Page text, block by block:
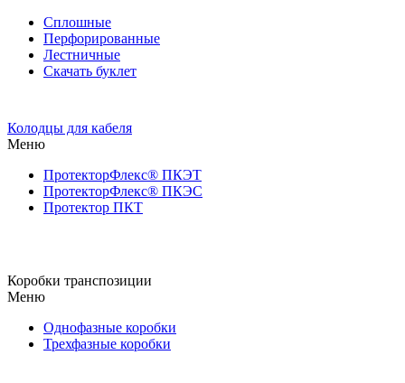
Сплошные
Перфорированные
Лестничные
Скачать буклет
Колодцы для кабеля
Меню
ПротекторФлекс® ПКЭТ
ПротекторФлекс® ПКЭС
Протектор ПКТ
Коробки транспозиции
Меню
Однофазные коробки
Трехфазные коробки